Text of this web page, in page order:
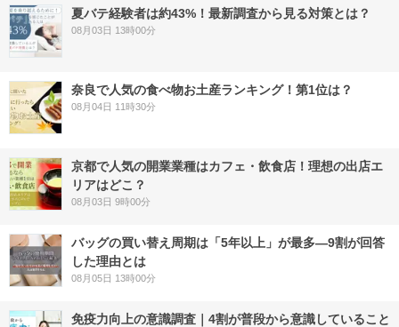
夏バテ経験者は約43%！最新調査から見る対策とは？
08月03日 13時00分
奈良で人気の食べ物お土産ランキング！第1位は？
08月04日 11時30分
京都で人気の開業業種はカフェ・飲食店！理想の出店エ
リアはどこ？
08月03日 9時00分
バッグの買い替え周期は「5年以上」が最多―9割が回答
した理由とは
08月05日 13時00分
免疫力向上の意識調査｜4割が普段から意識していること